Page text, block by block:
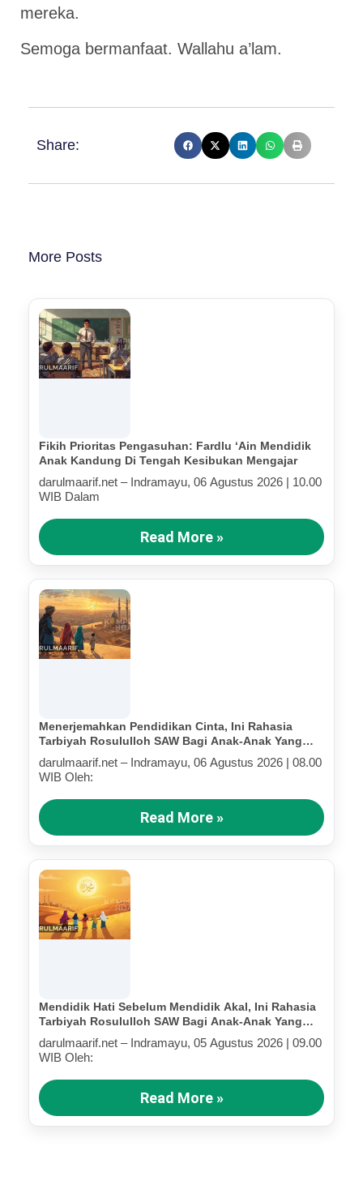
mereka.
Semoga bermanfaat. Wallahu a’lam.
Share:
More Posts
Fikih Prioritas Pengasuhan: Fardlu ‘Ain Mendidik
Anak Kandung Di Tengah Kesibukan Mengajar
darulmaarif.net – Indramayu, 06 Agustus 2026 | 10.00
WIB Dalam
Read More »
Menerjemahkan Pendidikan Cinta, Ini Rahasia
Tarbiyah Rosululloh SAW Bagi Anak-Anak Yang
Terluka (Bagian IV)
darulmaarif.net – Indramayu, 06 Agustus 2026 | 08.00
WIB Oleh:
Read More »
Mendidik Hati Sebelum Mendidik Akal, Ini Rahasia
Tarbiyah Rosululloh SAW Bagi Anak-Anak Yang
Terluka (Bagian III)
darulmaarif.net – Indramayu, 05 Agustus 2026 | 09.00
WIB Oleh:
Read More »